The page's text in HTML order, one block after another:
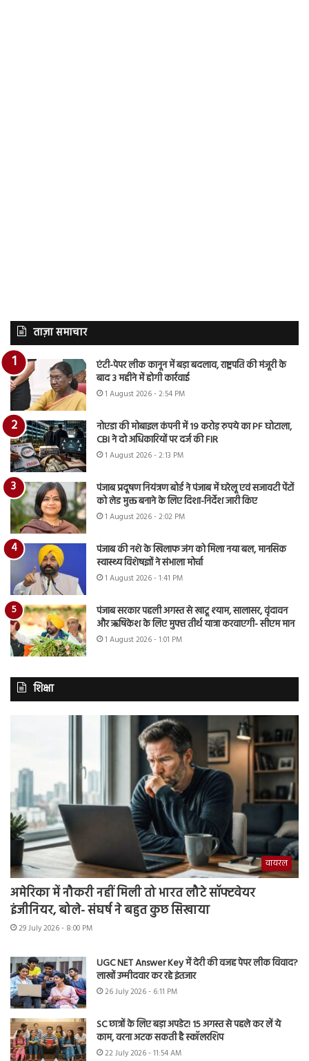
ताज़ा समाचार
एंटी-पेपर लीक कानून में बड़ा बदलाव, राष्ट्रपति की मंजूरी के
बाद 3 महीने में होगी कार्रवाई
1 August 2026 - 2:54 PM
नोएडा की मोबाइल कंपनी में 19 करोड़ रुपये का PF घोटाला,
CBI ने दो अधिकारियों पर दर्ज की FIR
1 August 2026 - 2:13 PM
पंजाब प्रदूषण नियंत्रण बोर्ड ने पंजाब में घरेलू एवं सजावटी पेंटों
को लेड मुक्त बनाने के लिए दिशा-निर्देश जारी किए
1 August 2026 - 2:02 PM
पंजाब की नशे के खिलाफ जंग को मिला नया बल, मानसिक
स्वास्थ्य विशेषज्ञों ने संभाला मोर्चा
1 August 2026 - 1:41 PM
पंजाब सरकार पहली अगस्त से खाटू श्याम, सालासर, वृंदावन
और ऋषिकेश के लिए मुफ्त तीर्थ यात्रा करवाएगी- सीएम मान
1 August 2026 - 1:01 PM
शिक्षा
वायरल
अमेरिका में नौकरी नहीं मिली तो भारत लौटे सॉफ्टवेयर
इंजीनियर, बोले- संघर्ष ने बहुत कुछ सिखाया
29 July 2026 - 8:00 PM
UGC NET Answer Key में देरी की वजह पेपर लीक विवाद?
लाखों उम्मीदवार कर रहे इंतजार
26 July 2026 - 6:11 PM
SC छात्रों के लिए बड़ा अपडेट! 15 अगस्त से पहले कर लें ये
काम, वरना अटक सकती है स्कॉलरशिप
22 July 2026 - 11:54 AM